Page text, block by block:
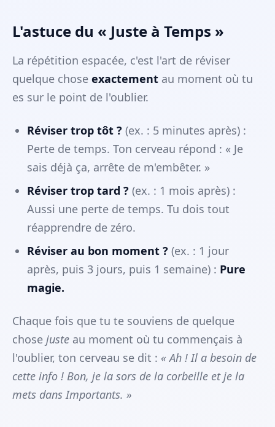
L'astuce du « Juste à Temps »
La répétition espacée, c'est l'art de réviser
quelque chose exactement au moment où tu
es sur le point de l'oublier.
Réviser trop tôt ? (ex. : 5 minutes après) :
Perte de temps. Ton cerveau répond : « Je
sais déjà ça, arrête de m'embêter. »
Réviser trop tard ? (ex. : 1 mois après) :
Aussi une perte de temps. Tu dois tout
réapprendre de zéro.
Réviser au bon moment ? (ex. : 1 jour
après, puis 3 jours, puis 1 semaine) : Pure
magie.
Chaque fois que tu te souviens de quelque
chose juste au moment où tu commençais à
l'oublier, ton cerveau se dit : « Ah ! Il a besoin de
cette info ! Bon, je la sors de la corbeille et je la
mets dans Importants. »